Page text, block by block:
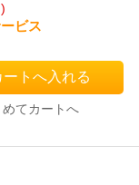
ビス
めてカートへ